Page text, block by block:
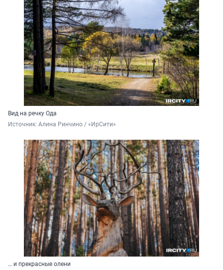
Вид на речку Ода
Источник: Алина Ринчино / «ИрСити»
… и прекрасные олени